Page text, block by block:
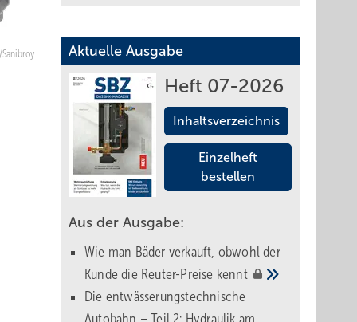
Sanibroy Aktuelle Ausgabe
Heft 07-2026
Inhaltsverzeichnis
Einzelheft
bestellen
Aus der Ausgabe:
Wie man Bäder verkauft, obwohl der
Kunde die Reuter-Preise kennt
Die entwässerungstechnische
Autobahn – Teil 2: Hydraulik am